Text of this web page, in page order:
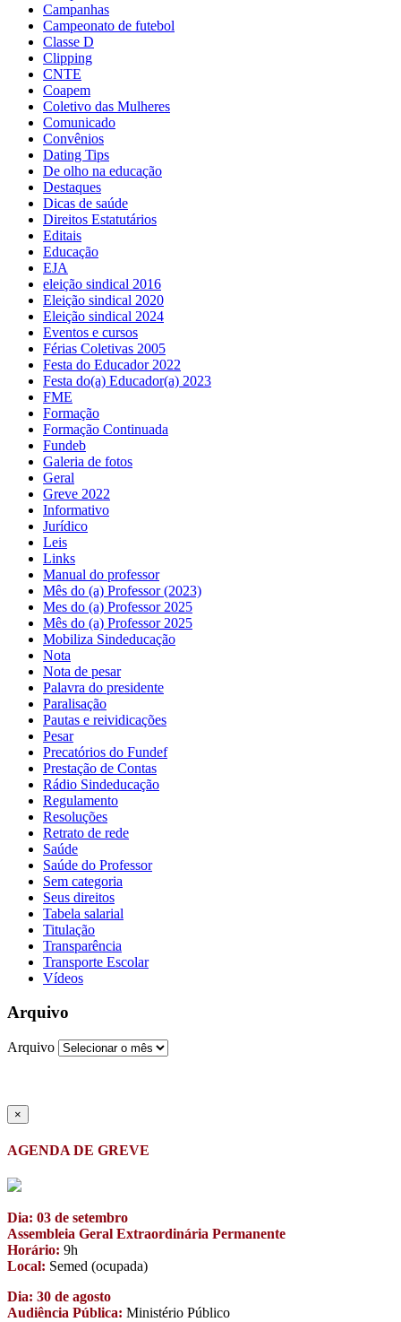
Campanhas
Campeonato de futebol
Classe D
Clipping
CNTE
Coapem
Coletivo das Mulheres
Comunicado
Convênios
Dating Tips
De olho na educação
Destaques
Dicas de saúde
Direitos Estatutários
Editais
Educação
EJA
eleição sindical 2016
Eleição sindical 2020
Eleição sindical 2024
Eventos e cursos
Férias Coletivas 2005
Festa do Educador 2022
Festa do(a) Educador(a) 2023
FME
Formação
Formação Continuada
Fundeb
Galeria de fotos
Geral
Greve 2022
Informativo
Jurídico
Leis
Links
Manual do professor
Mês do (a) Professor (2023)
Mes do (a) Professor 2025
Mês do (a) Professor 2025
Mobiliza Sindeducação
Nota
Nota de pesar
Palavra do presidente
Paralisação
Pautas e reividicações
Pesar
Precatórios do Fundef
Prestação de Contas
Rádio Sindeducação
Regulamento
Resoluções
Retrato de rede
Saúde
Saúde do Professor
Sem categoria
Seus direitos
Tabela salarial
Titulação
Transparência
Transporte Escolar
Vídeos
Arquivo
Arquivo
×
AGENDA DE GREVE
Dia: 03 de setembro
Assembleia Geral Extraordinária Permanente
Horário: 9h
Local: Semed (ocupada)
Dia: 30 de agosto
Audiência Pública: Ministério Público